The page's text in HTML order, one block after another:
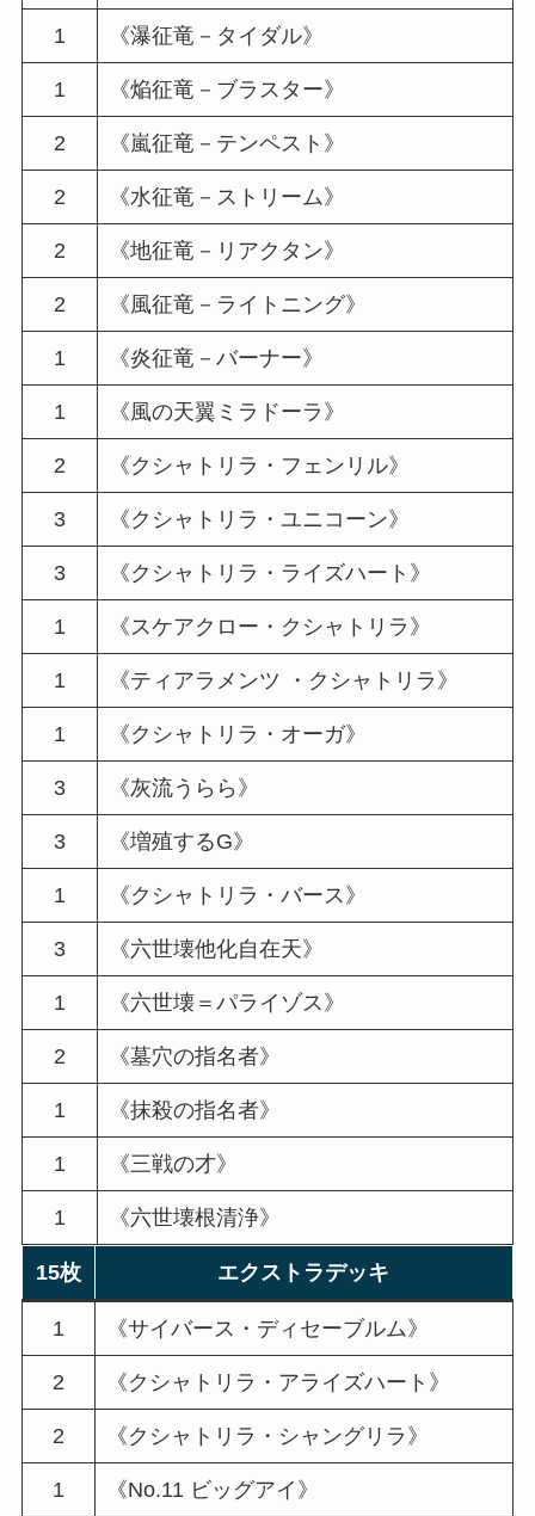
1 《瀑征竜－タイダル》
1 《焔征竜－ブラスター》
2 《嵐征竜－テンペスト》
2 《水征竜－ストリーム》
2 《地征竜－リアクタン》
2 《風征竜－ライトニング》
1 《炎征竜－バーナー》
1 《風の天翼ミラドーラ》
2 《クシャトリラ・フェンリル》
3 《クシャトリラ・ユニコーン》
3 《クシャトリラ・ライズハート》
1 《スケアクロー・クシャトリラ》
1 《ティアラメンツ ・クシャトリラ》
1 《クシャトリラ・オーガ》
3 《灰流うらら》
3 《増殖するG》
1 《クシャトリラ・バース》
3 《六世壊他化自在天》
1 《六世壊＝パライゾス》
2 《墓穴の指名者》
1 《抹殺の指名者》
1 《三戦の才》
1 《六世壊根清浄》
15枚 エクストラデッキ
1 《サイバース・ディセーブルム》
2 《クシャトリラ・アライズハート》
2 《クシャトリラ・シャングリラ》
1 《No.11 ビッグアイ》